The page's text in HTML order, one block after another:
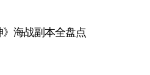
海战副本全盘点